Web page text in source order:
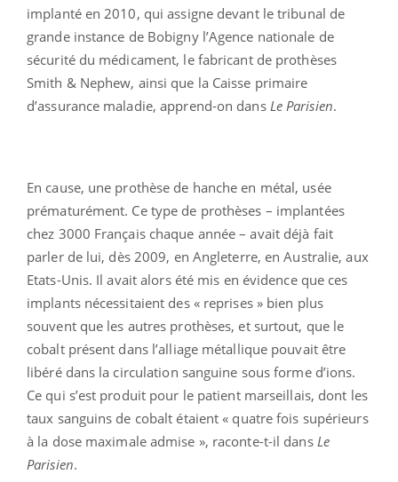
implanté en 2010, qui assigne devant le tribunal de
grande instance de Bobigny l’Agence nationale de
sécurité du médicament, le fabricant de prothèses
Smith & Nephew, ainsi que la Caisse primaire
d’assurance maladie, apprend-on dans Le Parisien.
En cause, une prothèse de hanche en métal, usée
prématurément. Ce type de prothèses – implantées
chez 3000 Français chaque année – avait déjà fait
parler de lui, dès 2009, en Angleterre, en Australie, aux
Etats-Unis. Il avait alors été mis en évidence que ces
implants nécessitaient des « reprises » bien plus
souvent que les autres prothèses, et surtout, que le
cobalt présent dans l’alliage métallique pouvait être
libéré dans la circulation sanguine sous forme d’ions.
Ce qui s’est produit pour le patient marseillais, dont les
taux sanguins de cobalt étaient « quatre fois supérieurs
à la dose maximale admise », raconte-t-il dans Le
Parisien.